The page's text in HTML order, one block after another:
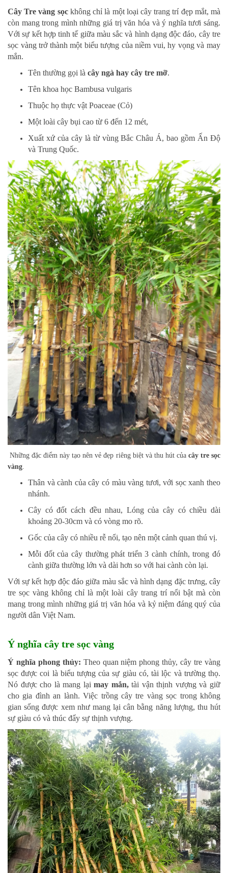
Công
-
Hòa
Quý
-
Cây Tre vàng sọckhông chỉ là một loại cây trang trí đẹp mắt, mà
còn mang trong mình những giá trị văn hóa và ý nghĩa tươi sáng.
Với sự kết hợp tinh tế giữa màu sắc và hình dạng độc đáo, cây tre
sọc vàng trở thành một biểu tượng của niềm vui, hy vọng và may
mắn.
Tên thường gọi là cây ngà hay cây tre mỡ.
Tên khoa học Bambusa vulgaris
Thuộc họ thực vật Poaceae (Cỏ)
Một loài cây bụi cao từ 6 đến 12 mét,
Xuất xứ của cây là từ vùng Bắc Châu Á, bao gồm Ấn Độ
và Trung Quốc.
Những đặc điểm này tạo nên vẻ đẹp riêng biệt và thu hút của cây tre sọc
vàng
Thân và cành của cây có màu vàng tươi, với sọc xanh theo
nhánh.
Cây có đốt cách đều nhau, Lóng của cây có chiều dài
khoảng 20-30cm và có vòng mo rõ.
Gốc của cây có nhiều rễ nổi, tạo nên một cảnh quan thú vị.
Mỗi đốt của cây thường phát triển 3 cành chính, trong đó
cành giữa thường lớn và dài hơn so với hai cành còn lại.
Với sự kết hợp độc đáo giữa màu sắc và hình dạng đặc trưng, cây
tre sọc vàng không chỉ là một loài cây trang trí nổi bật mà còn
mang trong mình những giá trị văn hóa và kỷ niệm đáng quý của
người dân Việt Nam.
Ý nghĩa cây tre sọc vàng
Ý nghĩa phong thủy: Theo quan niệm phong thủy, cây tre vàng
sọc được coi là biểu tượng của sự giàu có, tài lộc và trường thọ.
Nó được cho là mang lại may mắn,tài vận thịnh vượng và giữ
cho gia đình an lành. Việc trồng cây tre vàng sọc trong không
gian sống được xem như mang lại cân bằng năng lượng, thu hút
sự giàu có và thúc đẩy sự thịnh vượng.